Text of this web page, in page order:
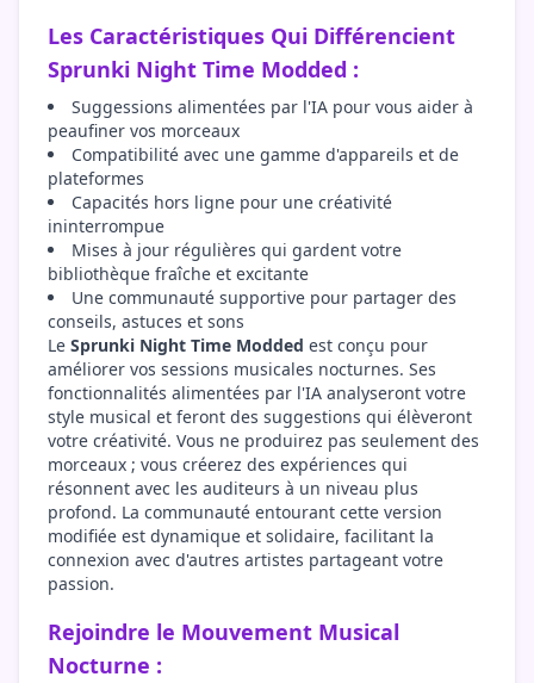
Les Caractéristiques Qui Différencient
Sprunki Night Time Modded :
Suggessions alimentées par l'IA pour vous aider à
peaufiner vos morceaux
Compatibilité avec une gamme d'appareils et de
plateformes
Capacités hors ligne pour une créativité
ininterrompue
Mises à jour régulières qui gardent votre
bibliothèque fraîche et excitante
Une communauté supportive pour partager des
conseils, astuces et sons
Le Sprunki Night Time Modded est conçu pour
améliorer vos sessions musicales nocturnes. Ses
fonctionnalités alimentées par l'IA analyseront votre
style musical et feront des suggestions qui élèveront
votre créativité. Vous ne produirez pas seulement des
morceaux ; vous créerez des expériences qui
résonnent avec les auditeurs à un niveau plus
profond. La communauté entourant cette version
modifiée est dynamique et solidaire, facilitant la
connexion avec d'autres artistes partageant votre
passion.
Rejoindre le Mouvement Musical
Nocturne :